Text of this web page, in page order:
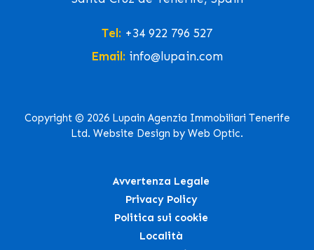
Tel: +34 922 796 527
Email: info@lupain.com
Copyright © 2026 Lupain Agenzia Immobiliari Tenerife
Ltd. Website Design by Web Optic.
Avvertenza Legale
Privacy Policy
Politica sui cookie
Località